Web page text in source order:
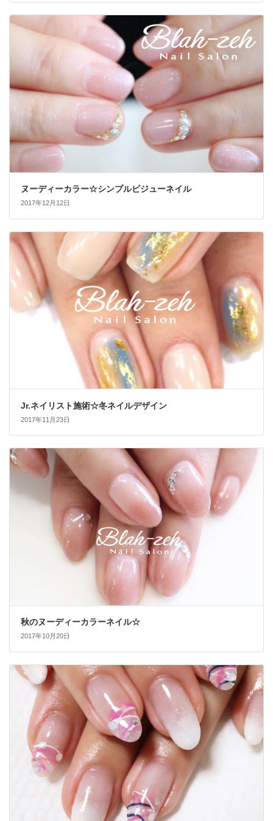
ヌーディーカラー☆シンプルビジューネイル
2017年12月12日
Jr.ネイリスト施術☆冬ネイルデザイン
2017年11月23日
秋のヌーディーカラーネイル☆
2017年10月20日